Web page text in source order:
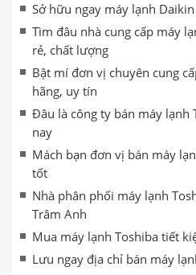
Sở hữu ngay máy lạnh
Tìm đâu nhà cung cấp máy
rẻ, chất lượng
Bật mí đơn vị chuyên cung
hãng, uy tín
Đâu là công ty bán máy lạnh
nay
Mách bạn đơn vị bán máy
tốt
Nhà phân phối máy lạnh
Trâm Anh
Mua máy lạnh Toshiba tiết
Lưu ngay địa chỉ bán máy